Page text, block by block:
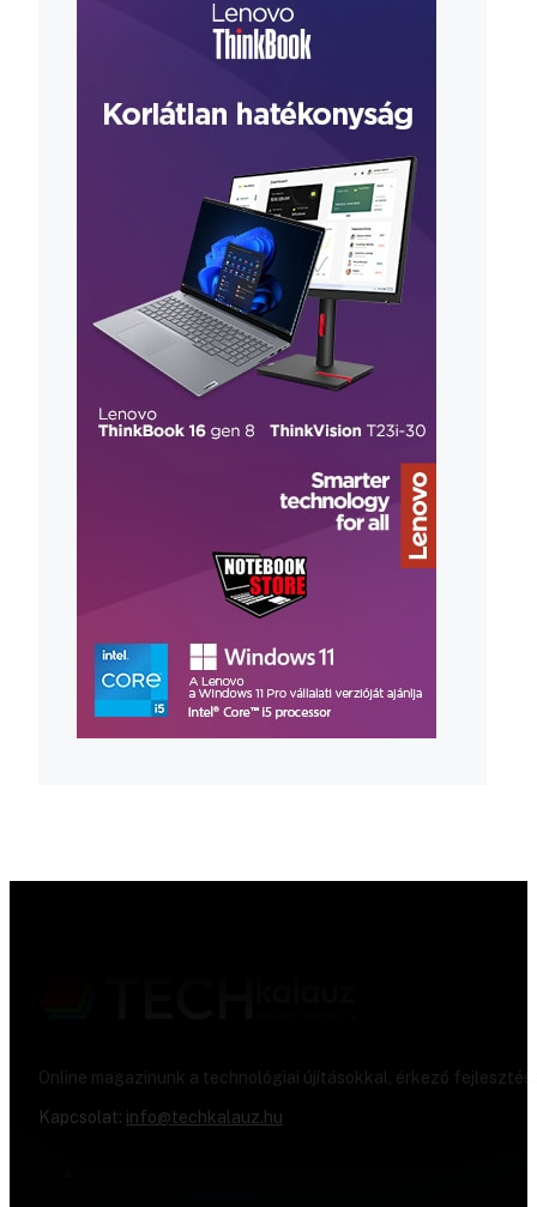
Online magazinunk a technológiai újításokkal, érkező
Kapcsolat: info@techkalauz.hu